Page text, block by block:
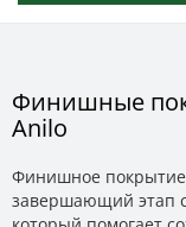
Финишные
Anilo
Финишное покрытие
завершающий этап